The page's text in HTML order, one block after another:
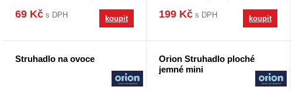
69 Kč s DPH koupit 199 Kč s DPH koupit
Struhadlo na ovoce
Orion Struhadlo ploché
jemné mini